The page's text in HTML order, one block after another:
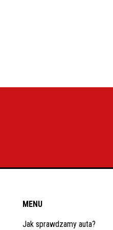
MENU
Jak sprawdzamy auta?